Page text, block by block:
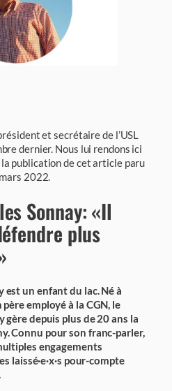
et secrétaire de l’USL
dernier. Nous lui rendons ici
publication de cet article paru
2022.
Sonnay: «Il
plus
est un enfant du lac. Né à
employé à la CGN, le
depuis plus de 20 ans la
Connu pour son franc-parler,
engagements
laissé·e·x·s pour-compte